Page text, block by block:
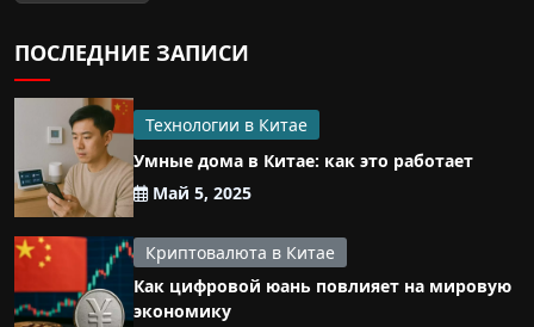
ПОСЛЕДНИЕ ЗАПИСИ
Технологии в Китае
Умные дома в Китае: как это работает
Май 5, 2025
Криптовалюта в Китае
Как цифровой юань повлияет на мировую
экономику